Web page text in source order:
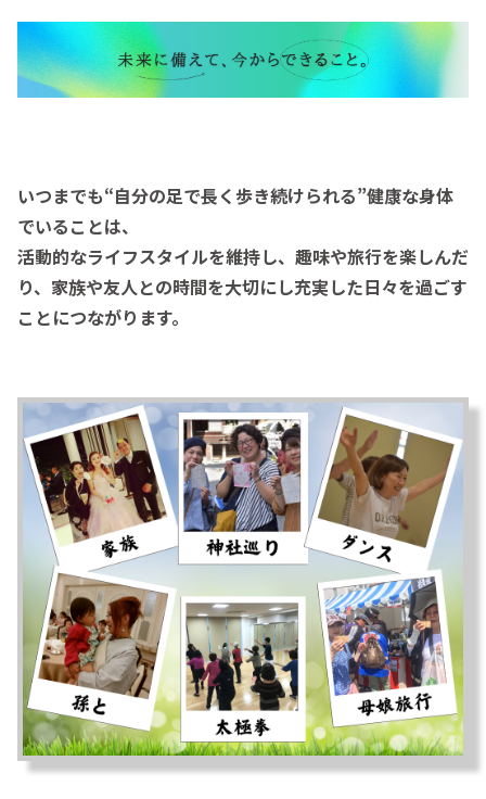
いつまでも“自分の足で長く歩き続けられる”健康な身体
でいることは、
活動的なライフスタイルを維持し、趣味や旅行を楽しんだ
り、家族や友人との時間を大切にし充実した日々を過ごす
ことにつながります。